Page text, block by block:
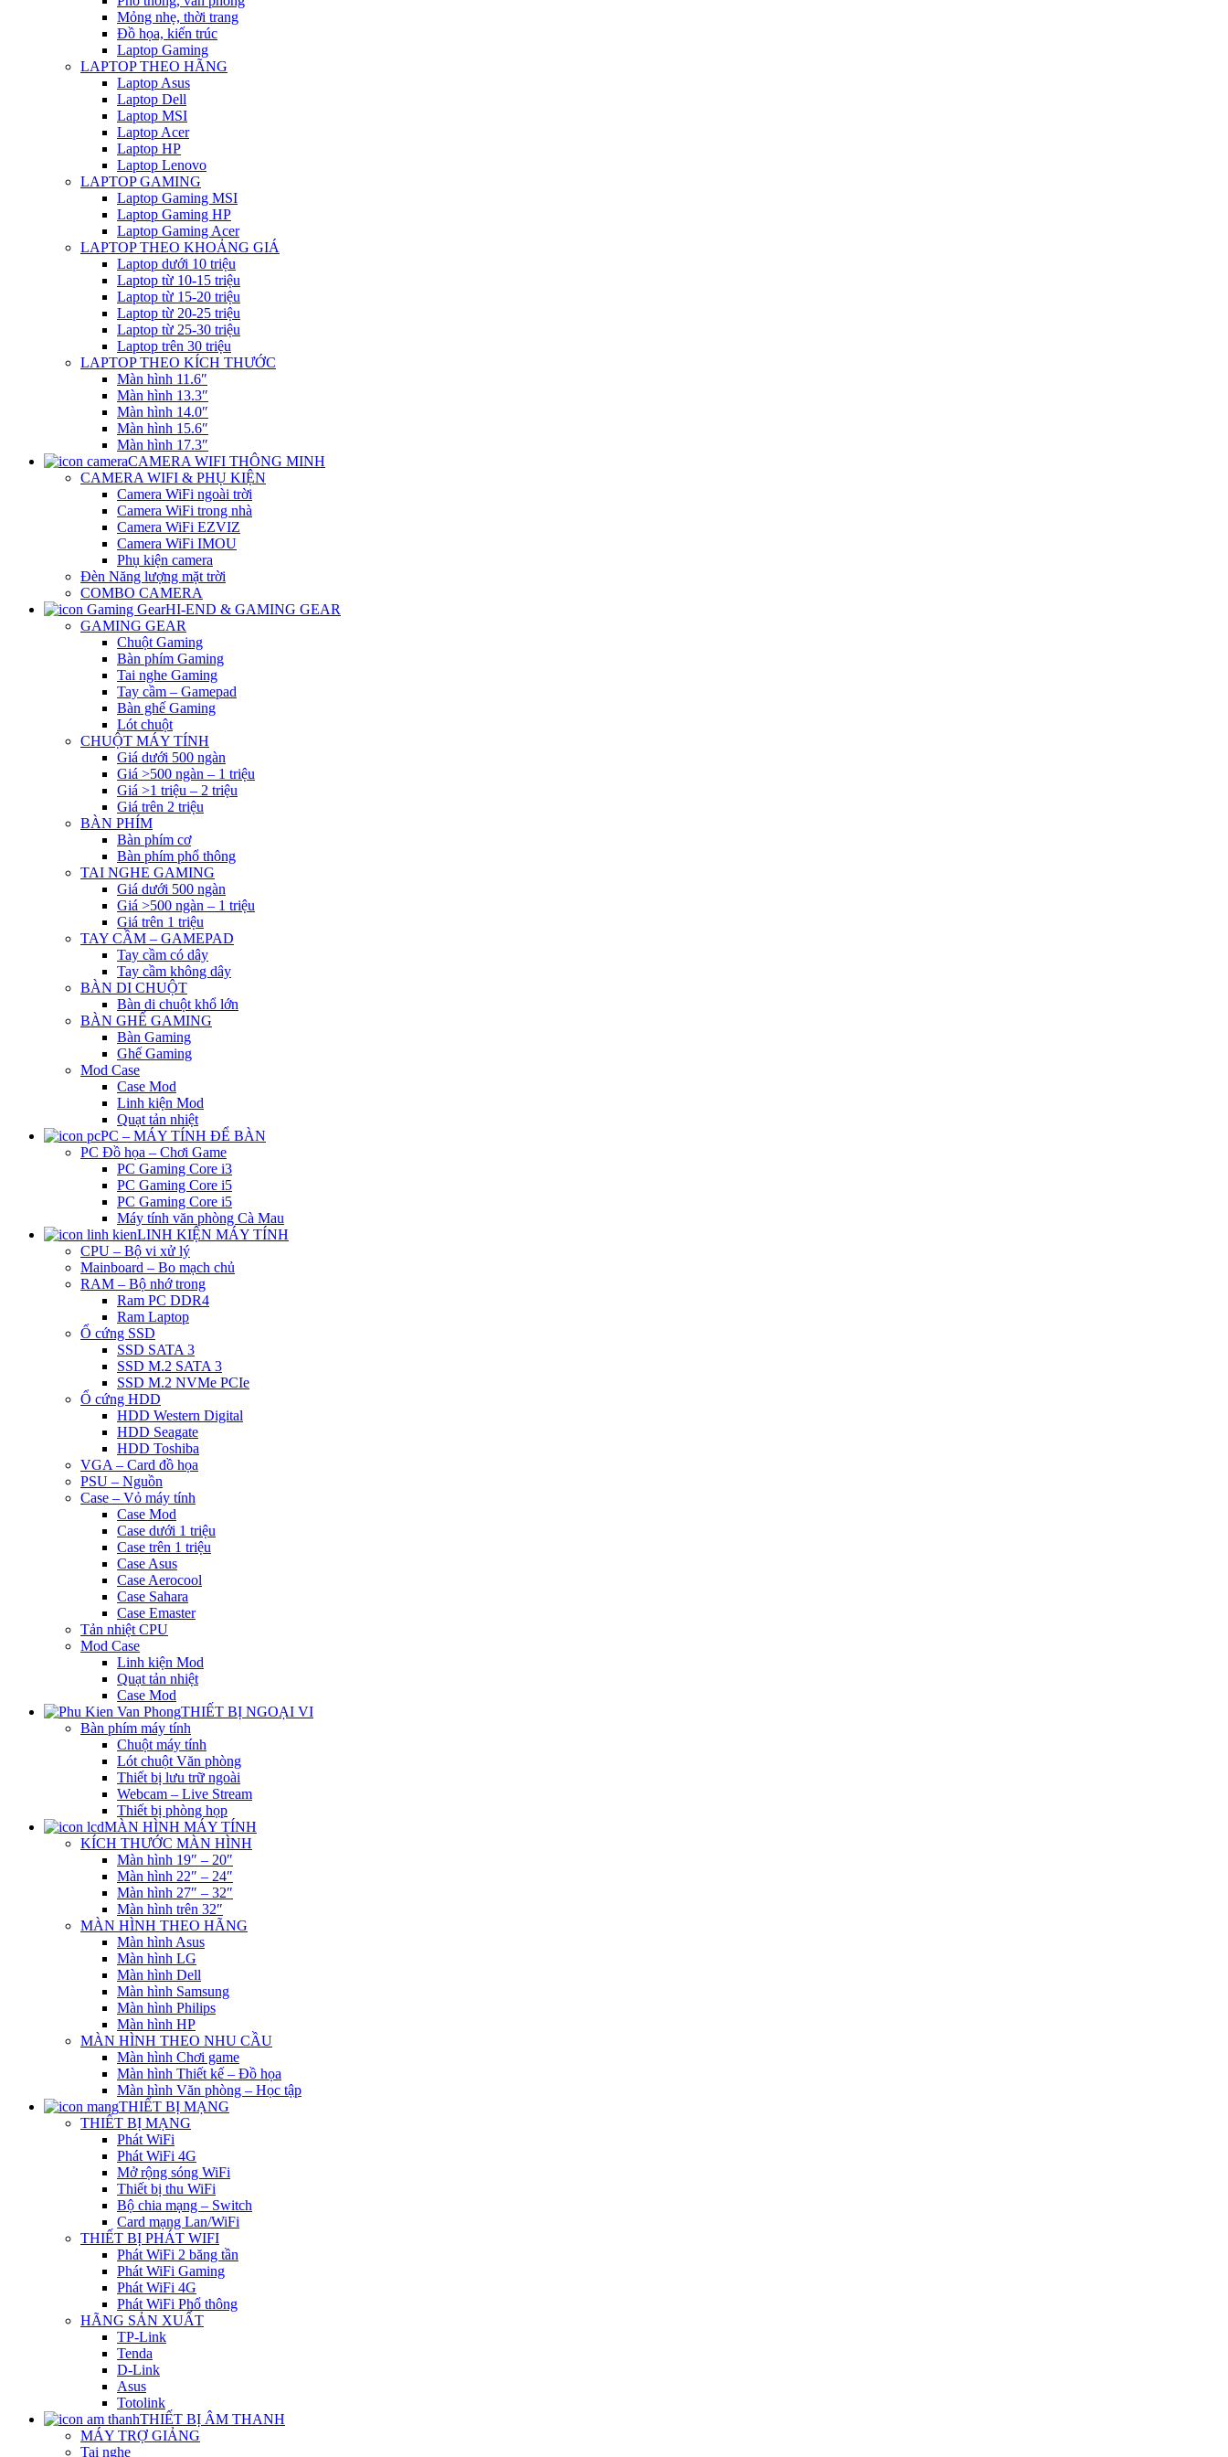
Mỏng nhẹ, thời trang
Đồ họa, kiến trúc
Laptop Gaming
LAPTOP THEO HÃNG
Laptop Asus
Laptop Dell
Laptop MSI
Laptop Acer
Laptop HP
Laptop Lenovo
LAPTOP GAMING
Laptop Gaming MSI
Laptop Gaming HP
Laptop Gaming Acer
LAPTOP THEO KHOẢNG GIÁ
Laptop dưới 10 triệu
Laptop từ 10-15 triệu
Laptop từ 15-20 triệu
Laptop từ 20-25 triệu
Laptop từ 25-30 triệu
Laptop trên 30 triệu
LAPTOP THEO KÍCH THƯỚC
Màn hình 11.6″
Màn hình 13.3″
Màn hình 14.0″
Màn hình 15.6″
Màn hình 17.3″
CAMERA WIFI THÔNG MINH
CAMERA WIFI & PHỤ KIỆN
Camera WiFi ngoài trời
Camera WiFi trong nhà
Camera WiFi EZVIZ
Camera WiFi IMOU
Phụ kiện camera
Đèn Năng lượng mặt trời
COMBO CAMERA
HI-END & GAMING GEAR
GAMING GEAR
Chuột Gaming
Bàn phím Gaming
Tai nghe Gaming
Tay cầm – Gamepad
Bàn ghế Gaming
Lót chuột
CHUỘT MÁY TÍNH
Giá dưới 500 ngàn
Giá >500 ngàn – 1 triệu
Giá >1 triệu – 2 triệu
Giá trên 2 triệu
BÀN PHÍM
Bàn phím cơ
Bàn phím phổ thông
TAI NGHE GAMING
Giá dưới 500 ngàn
Giá >500 ngàn – 1 triệu
Giá trên 1 triệu
TAY CẦM – GAMEPAD
Tay cầm có dây
Tay cầm không dây
BÀN DI CHUỘT
Bàn di chuột khổ lớn
BÀN GHẾ GAMING
Bàn Gaming
Ghế Gaming
Mod Case
Case Mod
Linh kiện Mod
Quạt tản nhiệt
PC – MÁY TÍNH ĐỂ BÀN
PC Đồ họa – Chơi Game
PC Gaming Core i3
PC Gaming Core i5
PC Gaming Core i5
Máy tính văn phòng Cà Mau
LINH KIỆN MÁY TÍNH
CPU – Bộ vi xử lý
Mainboard – Bo mạch chủ
RAM – Bộ nhớ trong
Ram PC DDR4
Ram Laptop
Ổ cứng SSD
SSD SATA 3
SSD M.2 SATA 3
SSD M.2 NVMe PCIe
Ổ cứng HDD
HDD Western Digital
HDD Seagate
HDD Toshiba
VGA – Card đồ họa
PSU – Nguồn
Case – Vỏ máy tính
Case Mod
Case dưới 1 triệu
Case trên 1 triệu
Case Asus
Case Aerocool
Case Sahara
Case Emaster
Tản nhiệt CPU
Mod Case
Linh kiện Mod
Quạt tản nhiệt
Case Mod
THIẾT BỊ NGOẠI VI
Bàn phím máy tính
Chuột máy tính
Lót chuột Văn phòng
Thiết bị lưu trữ ngoài
Webcam – Live Stream
Thiết bị phòng họp
MÀN HÌNH MÁY TÍNH
KÍCH THƯỚC MÀN HÌNH
Màn hình 19″ – 20″
Màn hình 22″ – 24″
Màn hình 27″ – 32″
Màn hình trên 32″
MÀN HÌNH THEO HÃNG
Màn hình Asus
Màn hình LG
Màn hình Dell
Màn hình Samsung
Màn hình Philips
Màn hình HP
MÀN HÌNH THEO NHU CẦU
Màn hình Chơi game
Màn hình Thiết kế – Đồ họa
Màn hình Văn phòng – Học tập
THIẾT BỊ MẠNG
THIẾT BỊ MẠNG
Phát WiFi
Phát WiFi 4G
Mở rộng sóng WiFi
Thiết bị thu WiFi
Bộ chia mạng – Switch
Card mạng Lan/WiFi
THIẾT BỊ PHÁT WIFI
Phát WiFi 2 băng tần
Phát WiFi Gaming
Phát WiFi 4G
Phát WiFi Phổ thông
HÃNG SẢN XUẤT
TP-Link
Tenda
D-Link
Asus
Totolink
THIẾT BỊ ÂM THANH
MÁY TRỢ GIẢNG
Tai nghe